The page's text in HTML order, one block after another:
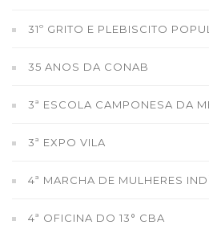
31º GRITO E PLEBISCITO
35 ANOS DA CONAB
3ª ESCOLA CAMPONESA DA
3ª EXPO VILA
4ª MARCHA DE MULHERES
4ª OFICINA DO 13° CBA